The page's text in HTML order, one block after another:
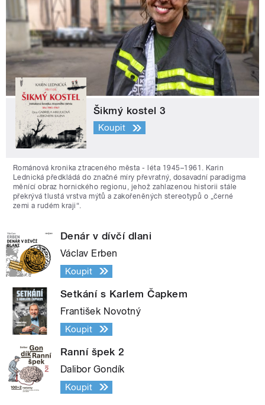
Šikmý kostel 3
Koupit
Románová kronika ztraceného města - léta 1945–1961. Karin
Lednická předkládá do značné míry převratný, dosavadní paradigma
měnící obraz hornického regionu, jehož zahlazenou historii stále
překrývá tlustá vrstva mýtů a zakořeněných stereotypů o „černé
zemi a rudém kraji“.
Denár v dívčí dlani
Václav Erben
Koupit
Setkání s Karlem Čapkem
František Novotný
Koupit
Ranní špek 2
Dalibor Gondík
Koupit